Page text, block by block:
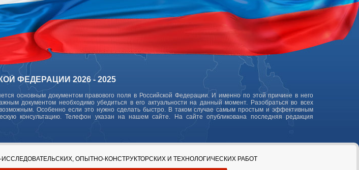
ФЕДЕРАЦИИ 2026 - 2025
основным документом правового поля в Российской Федерации. И именно по этой причине в него
документом необходимо убедиться в его актуальности на данный момент. Разобраться во всех
возможным. Особенно если это нужно сделать быстро. В таком случае самым простым и эффективным
консультацию. Телефон указан на нашем сайте. На сайте опубликована последняя редакция
ОПЫТНО-КОНСТРУКТОРСКИХ И ТЕХНОЛОГИЧЕСКИХ РАБОТ